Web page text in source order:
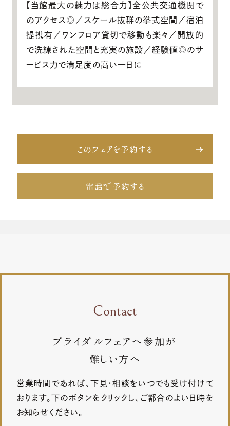
【当館最大の魅力は総合力】全公共交通機関で
のアクセス◎／スケール抜群の挙式空間／宿泊
提携有／ワンフロア貸切で移動も楽々／開放的
で洗練された空間と充実の施設／経験値◎のサ
ービス力で満足度の高い一日に
このフェアを予約する
電話で予約する
Contact
ブライダルフェアへ参加が
難しい方へ
営業時間であれば、下見・相談をいつでも受け付けて
おります。下のボタンをクリックし、ご都合のよい日時を
お知らせください。